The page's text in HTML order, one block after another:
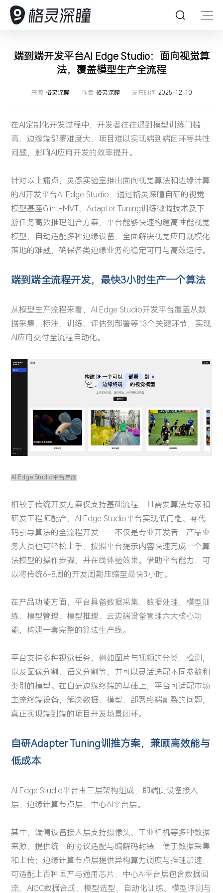
首页
坚持创新，持续探索，引领人工智能想象力
核心技术 核心算法
深瞳产品
格灵深瞳为众多企业提供AI赋能的数字化产品及体验
深瞳政务超融合一体机 视觉智能工坊VE²‌S
深瞳 AIPC 天工·墨刃
解决方案
深入行业场景，将核心技术与行业应用深度融合，构建
领先的数字化解决方案，为企业的数字变革保驾护航
智慧金融
四方镜运营智算解决方案
城市管理
深眸视觉智能工坊
体育健康
客户案例
客户案例
以持续可信赖的服务，赋能企业智慧经营管理
智慧金融 城市管理
资源中心
资源中心
关注AI科技最新动向，分享AI前瞻洞察与最佳实践
视频中心
Glint-MVT
关于我们
关于我们
新闻中心
投资者关系
致力于为股东创造更大价值
最新公告 定期报告
联系方式
端到端开发平台AI Edge Studio：面向视觉算
法，覆盖模型生产全流程
来源 格灵深瞳 作者 格灵深瞳 发布时间 2025-12-10
在AI定制化开发过程中，开发者往往遇到模型训练门槛
高、边缘端部署难度大、项目难以实现端到端闭环等共性
问题，影响AI应用开发的效率提升。
针对以上痛点，灵感实验室推出面向视觉算法和边缘计算
的AI开发平台AI Edge Studio，通过格灵深瞳自研的视觉
模型基座Glint-MVT、Adapter Tuning训练微调技术及下
游任务高效推理组合方案，平台能够快速构建高性能视觉
模型，自动适配多种边缘设备，全面解决视觉应用规模化
落地的难题，确保各类边缘业务的稳定可用与高效运行。
端到端全流程开发，最快3小时生产一个算法
从模型生产流程来看，AI Edge Studio开发平台覆盖从数
据采集、标注、训练、评估到部署等13个关键环节，实现
AI应用交付全流程自动化。
AI Edge Studio平台界面
相较于传统开发方案仅支持基础流程，且需要算法专家和
研发工程师配合，AI Edge Studio平台实现低门槛、零代
码引导算法的全流程开发——不仅是专业开发者，产品业
务人员也可轻松上手，按照平台提示内容快速完成一个算
法模型的操作步骤，并在线体验效果。借助平台能力，可
以将传统6-8周的开发周期压缩至最快3小时。
在产品功能方面，平台具备数据采集、数据处理、模型训
练、模型管理、模型推理、云边端设备管理六大核心功
能，构建一套完整的算法生产线。
平台支持多种视觉任务，例如图片与视频的分类、检测，
以及图像分割、语义分割等，并可以灵活选配不同参数和
类别的模型。在自研边缘终端的基础上，平台可适配市场
主流终端设备，解决数据、模型、部署终端割裂的问题，
真正实现端到端的项目开发场景闭环。
自研Adapter Tuning训推方案，兼顾高效能与
低成本
AI Edge Studio平台由三层架构组成，即端侧设备接入
层、边缘计算节点层、中心AI平台层。
其中，端侧设备接入层支持摄像头、工业相机等多种数据
来源，提供统一的协议适配与编解码封装，便于数据采集
和上传；边缘计算节点层提供异构算力调度与推理加速，
可适配上百种国产与通用芯片；中心AI平台层包含数据回
流、AIGC数据合成、模型选型、自动化训练、模型评测与